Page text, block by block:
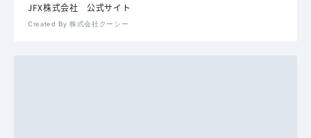
JFX株式会社 公式サイト
Created By 株式会社クーシー